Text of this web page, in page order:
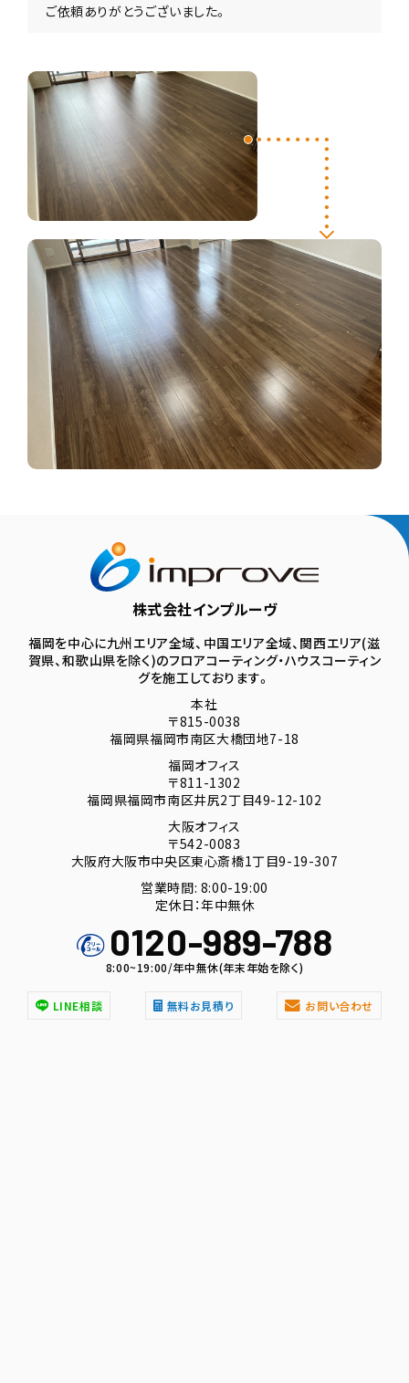
ご依頼ありがとうございました。
株式会社インプルーヴ
福岡を中心に九州エリア全域、中国エリア全域、関西エリア(滋
賀県、和歌山県を除く)のフロアコーティング・ハウスコーティン
グを施工しております。
本社
〒815-0038
福岡県福岡市南区大橋団地7-18
福岡オフィス
〒811-1302
福岡県福岡市南区井尻2丁目49-12-102
大阪オフィス
〒542-0083
大阪府大阪市中央区東心斎橋1丁目9-19-307
営業時間: 8:00-19:00
定休日：年中無休
0120-989-788
8:00~19:00/年中無休(年末年始を除く)
LINE相談 無料お見積り お問い合わせ